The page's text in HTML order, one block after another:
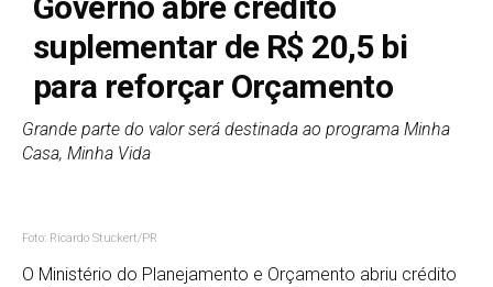
suplementar de R$ 20,5 bi
para reforçar Orçamento
Grande parte do valor será destinada ao programa Minha
Casa, Minha Vida
Foto: Ricardo Stuckert/PR
O Ministério do Planejamento e Orçamento abriu crédito